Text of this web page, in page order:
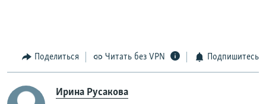
Поделиться Читать без VPN Подпишитесь
Ирина Русакова